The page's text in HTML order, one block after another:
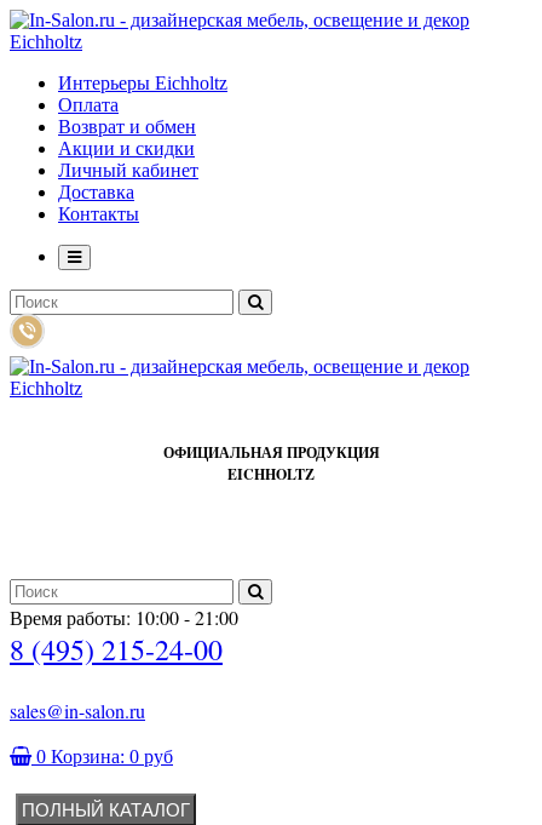
Интерьеры Eichholtz
Оплата
Возврат и обмен
Акции и скидки
Личный кабинет
Доставка
Контакты
ОФИЦИАЛЬНАЯ ПРОДУКЦИЯ
EICHHOLTZ
Время работы: 10:00 - 21:00
8 (495) 215-24-00
sales@in-salon.ru
0 Корзина: 0 руб
ПОЛНЫЙ КАТАЛОГ